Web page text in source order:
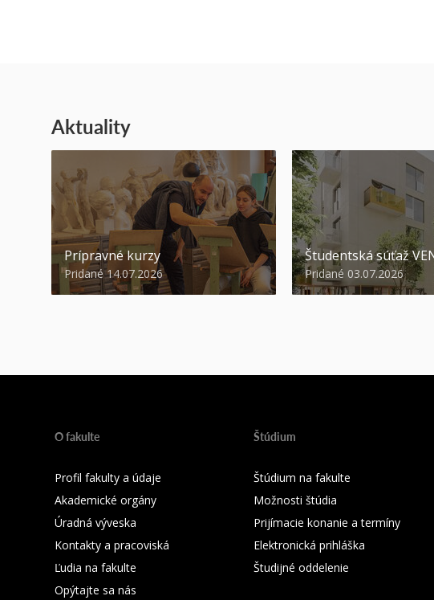
Aktuality
Prípravné kurzy
Pridané 14.07.2026
Študentská súťaž
Pridané 03.07.2026
O fakulte
Profil fakulty a údaje
Akademické orgány
Úradná výveska
Kontakty a pracoviská
Ľudia na fakulte
Opýtajte sa nás
Štúdium
Štúdium na fakulte
Možnosti štúdia
Prijímacie konanie a termíny
Elektronická prihláška
Študijné oddelenie